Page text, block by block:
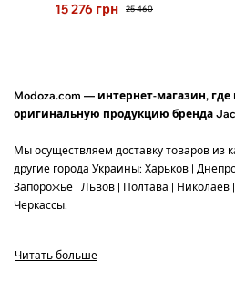
15 276 грн 25 460
Modoza.com — интернет-магазин,
оригинальную продукцию бренда
Мы осуществляем доставку товаров из
другие города Украины: Харьков |
Запорожье | Львов | Полтава | Николаев
Черкассы.
Читать больше